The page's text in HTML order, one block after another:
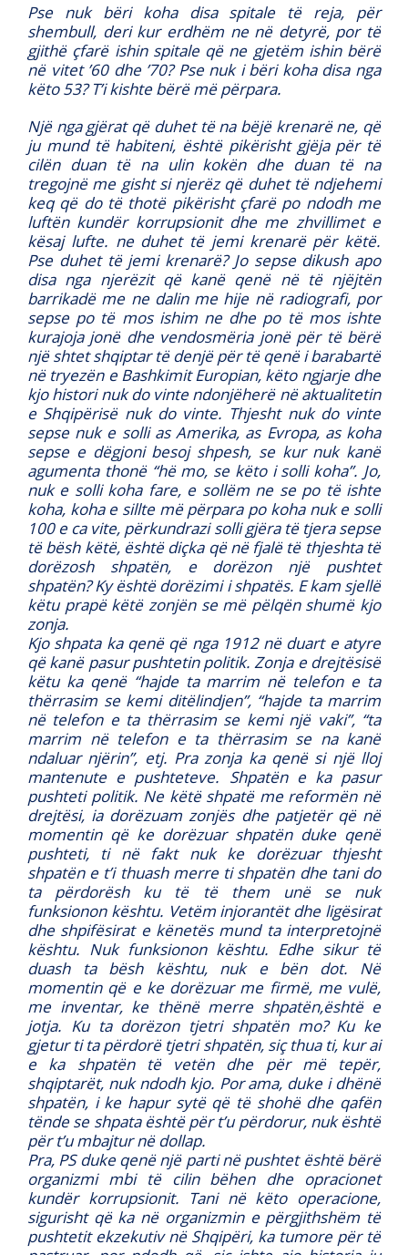
Pse nuk bëri koha disa spitale të reja, për
shembull, deri kur erdhëm ne në detyrë, por të
gjithë çfarë ishin spitale që ne gjetëm ishin bërë
në vitet ’60 dhe ’70? Pse nuk i bëri koha disa nga
këto 53? T’i kishte bërë më përpara.
Një nga gjërat që duhet të na bëjë krenarë ne, që
ju mund të habiteni, është pikërisht gjëja për të
cilën duan të na ulin kokën dhe duan të na
tregojnë me gisht si njerëz që duhet të ndjehemi
keq që do të thotë pikërisht çfarë po ndodh me
luftën kundër korrupsionit dhe me zhvillimet e
kësaj lufte. ne duhet të jemi krenarë për këtë.
Pse duhet të jemi krenarë? Jo sepse dikush apo
disa nga njerëzit që kanë qenë në të njëjtën
barrikadë me ne dalin me hije në radiografi, por
sepse po të mos ishim ne dhe po të mos ishte
kurajoja jonë dhe vendosmëria jonë për të bërë
një shtet shqiptar të denjë për të qenë i barabartë
në tryezën e Bashkimit Europian, këto ngjarje dhe
kjo histori nuk do vinte ndonjëherë në aktualitetin
e Shqipërisë nuk do vinte. Thjesht nuk do vinte
sepse nuk e solli as Amerika, as Evropa, as koha
sepse e dëgjoni besoj shpesh, se kur nuk kanë
agumenta thonë “hë mo, se këto i solli koha”. Jo,
nuk e solli koha fare, e sollëm ne se po të ishte
koha, koha e sillte më përpara po koha nuk e solli
100 e ca vite, përkundrazi solli gjëra të tjera sepse
të bësh këtë, është diçka që në fjalë të thjeshta të
dorëzosh shpatën, e dorëzon një pushtet
shpatën? Ky është dorëzimi i shpatës. E kam sjellë
këtu prapë këtë zonjën se më pëlqën shumë kjo
zonja.
Kjo shpata ka qenë që nga 1912 në duart e atyre
që kanë pasur pushtetin politik. Zonja e drejtësisë
këtu ka qenë “hajde ta marrim në telefon e ta
thërrasim se kemi ditëlindjen”, “hajde ta marrim
në telefon e ta thërrasim se kemi një vaki”, “ta
marrim në telefon e ta thërrasim se na kanë
ndaluar njërin”, etj. Pra zonja ka qenë si një lloj
mantenute e pushteteve. Shpatën e ka pasur
pushteti politik. Ne këtë shpatë me reformën në
drejtësi, ia dorëzuam zonjës dhe patjetër që në
momentin që ke dorëzuar shpatën duke qenë
pushteti, ti në fakt nuk ke dorëzuar thjesht
shpatën e t’i thuash merre ti shpatën dhe tani do
ta përdorësh ku të të them unë se nuk
funksionon kështu. Vetëm injorantët dhe ligësirat
dhe shpifësirat e kënetës mund ta interpretojnë
kështu. Nuk funksionon kështu. Edhe sikur të
duash ta bësh kështu, nuk e bën dot. Në
momentin që e ke dorëzuar me firmë, me vulë,
me inventar, ke thënë merre shpatën,është e
jotja. Ku ta dorëzon tjetri shpatën mo? Ku ke
gjetur ti ta përdorë tjetri shpatën, siç thua ti, kur ai
e ka shpatën të vetën dhe për më tepër,
shqiptarët, nuk ndodh kjo. Por ama, duke i dhënë
shpatën, i ke hapur sytë që të shohë dhe qafën
tënde se shpata është për t’u përdorur, nuk është
për t’u mbajtur në dollap.
Pra, PS duke qenë një parti në pushtet është bërë
organizmi mbi të cilin bëhen dhe opracionet
kundër korrupsionit. Tani në këto operacione,
sigurisht që ka në organizmin e përgjithshëm të
pushtetit ekzekutiv në Shqipëri, ka tumore për të